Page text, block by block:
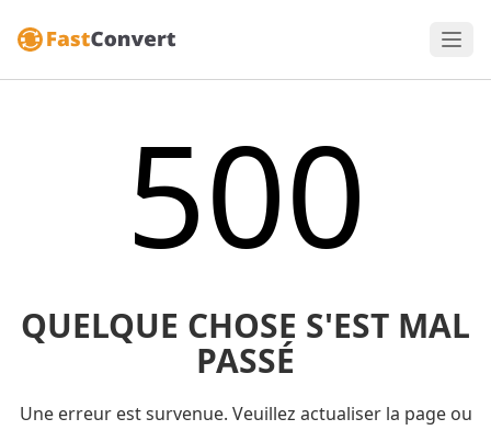
500
QUELQUE CHOSE S'EST MAL
PASSÉ
Une erreur est survenue. Veuillez actualiser la page ou